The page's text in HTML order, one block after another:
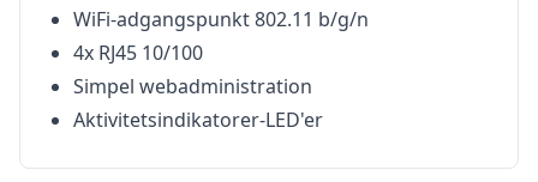
WiFi-adgangspunkt 802.11 b/g/n
4x RJ45 10/100
Simpel webadministration
Aktivitetsindikatorer-LED'er